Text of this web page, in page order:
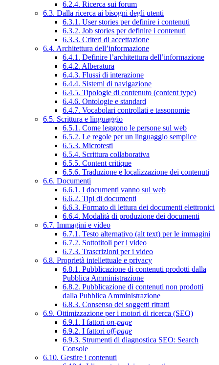
6.2.4. Ricerca sui forum
6.3. Dalla ricerca ai bisogni degli utenti
6.3.1. User stories per definire i contenuti
6.3.2. Job stories per definire i contenuti
6.3.3. Criteri di accettazione
6.4. Architettura dell’informazione
6.4.1. Definire l’architettura dell’informazione
6.4.2. Alberatura
6.4.3. Flussi di interazione
6.4.4. Sistemi di navigazione
6.4.5. Tipologie di contenuto (content type)
6.4.6. Ontologie e standard
6.4.7. Vocabolari controllati e tassonomie
6.5. Scrittura e linguaggio
6.5.1. Come leggono le persone sul web
6.5.2. Le regole per un linguaggio semplice
6.5.3. Microtesti
6.5.4. Scrittura collaborativa
6.5.5. Content critique
6.5.6. Traduzione e localizzazione dei contenuti
6.6. Documenti
6.6.1. I documenti vanno sul web
6.6.2. Tipi di documenti
6.6.3. Formato di lettura dei documenti elettronici
6.6.4. Modalità di produzione dei documenti
6.7. Immagini e video
6.7.1. Testo alternativo (alt text) per le immagini
6.7.2. Sottotitoli per i video
6.7.3. Trascrizioni per i video
6.8. Proprietà intellettuale e privacy
6.8.1. Pubblicazione di contenuti prodotti dalla
Pubblica Amministrazione
6.8.2. Pubblicazione di contenuti non prodotti
dalla Pubblica Amministrazione
6.8.3. Consenso dei soggetti ritratti
6.9. Ottimizzazione per i motori di ricerca (SEO)
6.9.1. I fattori on-page
6.9.2. I fattori off-page
6.9.3. Strumenti di diagnostica SEO: Search
Console
6.10. Gestire i contenuti